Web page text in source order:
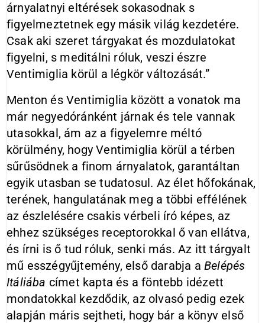
árnyalatnyi eltérések sokasodnak s
figyelmeztetnek egy másik világ kezdetére.
Csak aki szeret tárgyakat és mozdulatokat
figyelni, s meditálni róluk, veszi észre
Ventimiglia körül a légkör változását.”
Menton és Ventimiglia között a vonatok ma
már negyedóránként járnak és tele vannak
utasokkal, ám az a figyelemre méltó
körülmény, hogy Ventimiglia körül a térben
sűrűsödnek a finom árnyalatok, garantáltan
egyik utasban se tudatosul. Az élet hőfokának,
terének, hangulatának meg a többi effélének
az észlelésére csakis vérbeli író képes, az
ehhez szükséges receptorokkal ő van ellátva,
és írni is ő tud róluk, senki más. Az itt tárgyalt
mű esszégyűjtemény, első darabja a Belépés
Itáliába címet kapta és a föntebb idézett
mondatokkal kezdődik, az olvasó pedig ezek
alapján máris sejtheti, hogy bár a könyv első